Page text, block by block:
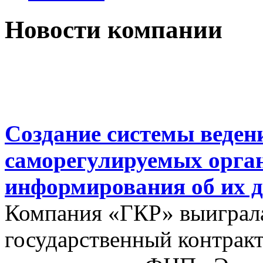
Новости компании
Создание системы
саморегулируемых
информирования об их
Компания «ГКР»
государственный